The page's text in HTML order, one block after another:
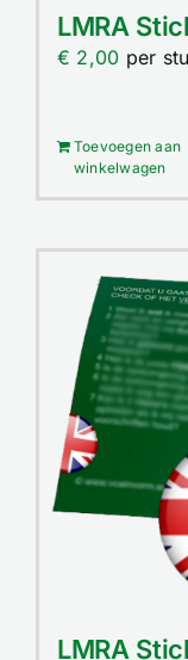
LMRA
€ 2,00 per
Toevoegen aan
winkelwagen
LMRA